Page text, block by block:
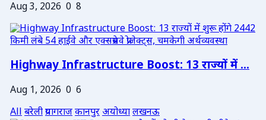
Aug 3, 2026 0 8
Highway Infrastructure Boost: 13 राज्यों में ...
Aug 1, 2026 0 6
Allबरेलीप्रयागराजकानपुरअयोध्यालखनऊ